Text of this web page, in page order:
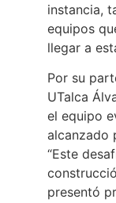
instancia,
equipos
llegar a
Por su
UTalca
el equipo
alcanzado
“Este
presentó